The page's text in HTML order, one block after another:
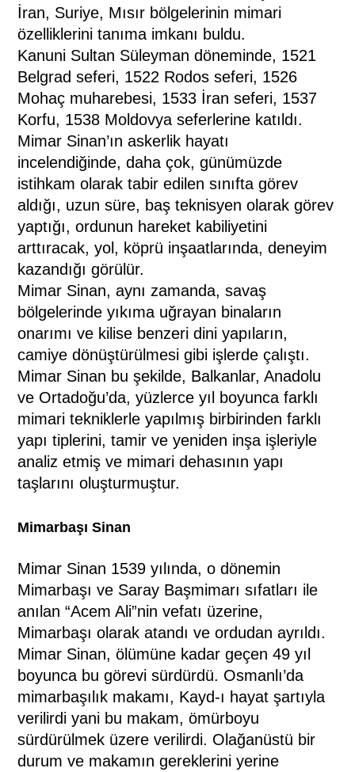
İran, Suriye, Mısır bölgelerinin mimari
özelliklerini tanıma imkanı buldu.
Kanuni Sultan Süleyman döneminde, 1521
Belgrad seferi, 1522 Rodos seferi, 1526
Mohaç muharebesi, 1533 İran seferi, 1537
Korfu, 1538 Moldovya seferlerine katıldı.
Mimar Sinan’ın askerlik hayatı
incelendiğinde, daha çok, günümüzde
istihkam olarak tabir edilen sınıfta görev
aldığı, uzun süre, baş teknisyen olarak görev
yaptığı, ordunun hareket kabiliyetini
arttıracak, yol, köprü inşaatlarında, deneyim
kazandığı görülür.
Mimar Sinan, aynı zamanda, savaş
bölgelerinde yıkıma uğrayan binaların
onarımı ve kilise benzeri dini yapıların,
camiye dönüştürülmesi gibi işlerde çalıştı.
Mimar Sinan bu şekilde, Balkanlar, Anadolu
ve Ortadoğu’da, yüzlerce yıl boyunca farklı
mimari tekniklerle yapılmış birbirinden farklı
yapı tiplerini, tamir ve yeniden inşa işleriyle
analiz etmiş ve mimari dehasının yapı
taşlarını oluşturmuştur.
Mimarbaşı Sinan
Mimar Sinan 1539 yılında, o dönemin
Mimarbaşı ve Saray Başmimarı sıfatları ile
anılan “Acem Ali”nin vefatı üzerine,
Mimarbaşı olarak atandı ve ordudan ayrıldı.
Mimar Sinan, ölümüne kadar geçen 49 yıl
boyunca bu görevi sürdürdü. Osmanlı’da
mimarbaşılık makamı, Kayd-ı hayat şartıyla
verilirdi yani bu makam, ömürboyu
sürdürülmek üzere verilirdi. Olağanüstü bir
durum ve makamın gereklerini yerine